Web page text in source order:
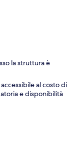
la struttura è
al costo di
e disponibilità